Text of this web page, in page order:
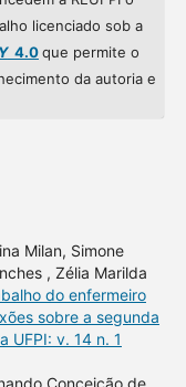
licenciado sob a
4.0que permite o
da autoria e
Milan, Simone
, Zélia Marilda
do enfermeiro
sobre a segunda
UFPI: v. 14 n. 1